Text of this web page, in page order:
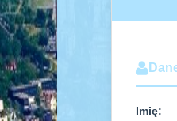
Imię: